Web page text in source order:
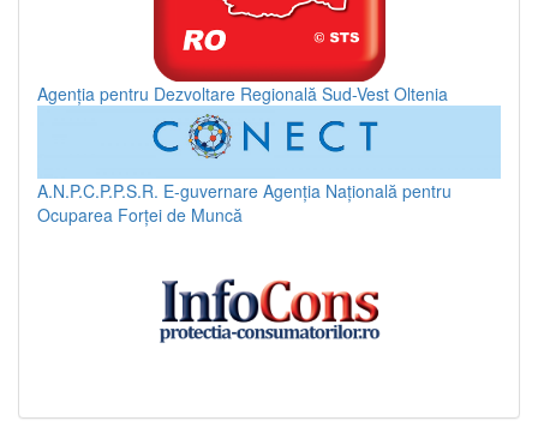
Agenția pentru Dezvoltare Regională Sud-Vest Oltenia
A.N.P.C.P.P.S.R. E-guvernare Agenția Națională pentru
Ocuparea Forței de Muncă